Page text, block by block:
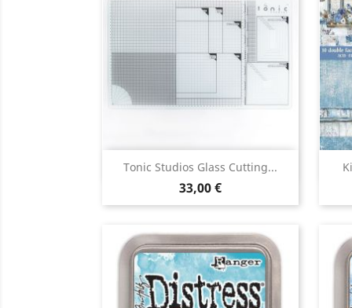
Tonic Studios Glass Cutting...
33,00 €
Aperçu rapide